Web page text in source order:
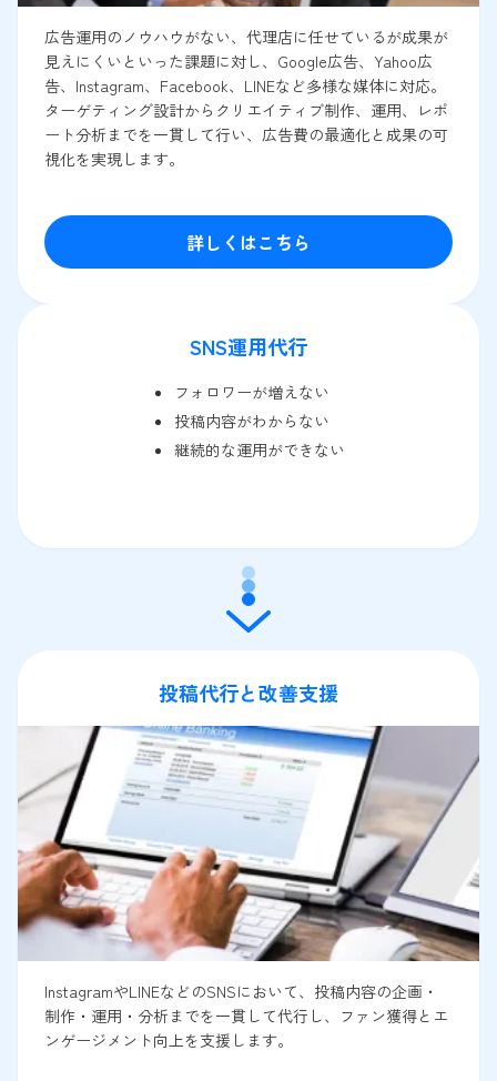
広告運用のノウハウがない、代理店に任せているが成果が
見えにくいといった課題に対し、Google広告、Yahoo広
告、Instagram、Facebook、LINEなど多様な媒体に対応。
ターゲティング設計からクリエイティブ制作、運用、レポ
ート分析までを一貫して行い、広告費の最適化と成果の可
視化を実現します。
詳しくはこちら
SNS運用代行
フォロワーが増えない
投稿内容がわからない
継続的な運用ができない
投稿代行と改善支援
InstagramやLINEなどのSNSにおいて、投稿内容の企画・
制作・運用・分析までを一貫して代行し、ファン獲得とエ
ンゲージメント向上を支援します。